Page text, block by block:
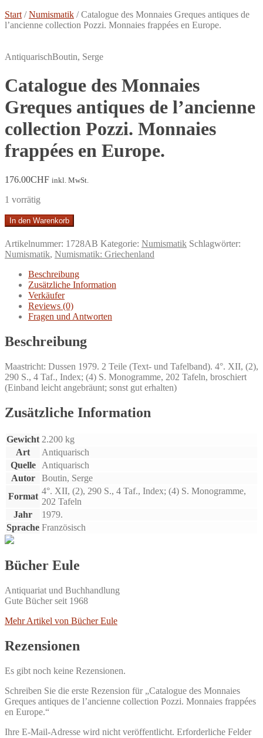
Start /Numismatik /Catalogue des Monnaies Greques antiques de
l’ancienne collection Pozzi. Monnaies frappées en Europe.
AntiquarischBoutin, Serge
Catalogue des Monnaies
Greques antiques de l’ancienne
collection Pozzi. Monnaies
frappées en Europe.
176.00CHF inkl. MwSt.
1 vorrätig
Catalogue
des
Monnaies
Greques
antiques
l'ancienne
collection
Pozzi.
Monnaies
en
Europe.
In den Warenkorb
Artikelnummer: 1728AB Kategorie: Numismatik Schlagwörter:
Numismatik, Numismatik: Griechenland
Beschreibung
Zusätzliche Information
Verkäufer
Reviews (0)
Fragen und Antworten
Beschreibung
Maastricht: Dussen 1979. 2 Teile (Text- und Tafelband). 4°. XII, (2),
290 S., 4 Taf., Index; (4) S. Monogramme, 202 Tafeln, broschiert
(Einband leicht angebräunt; sonst gut erhalten)
Zusätzliche Information
Gewicht 2.200 kg
Art
Antiquarisch
Quelle
Antiquarisch
Autor
Boutin, Serge
Format
4°. XII, (2), 290 S., 4 Taf., Index; (4) S. Monogramme,
202 Tafeln
Jahr
1979.
Sprache Französisch
Bücher Eule
Antiquariat und Buchhandlung
Gute Bücher seit 1968
Mehr Artikel von Bücher Eule
Rezensionen
Es gibt noch keine Rezensionen.
Schreiben Sie die erste Rezension für „Catalogue des Monnaies
Greques antiques de l’ancienne collection Pozzi. Monnaies frappées
en Europe.“
Ihre E-Mail-Adresse wird nicht veröffentlicht. Erforderliche Felder